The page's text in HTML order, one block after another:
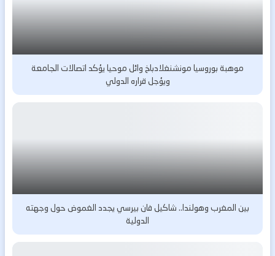
موهبة بوروسيا مونشنغلادباخ وائل موحيا يؤكد اتصالات الجامعة
ويؤجل قراره الدولي
بين المغرب وهولندا.. شاكيل فان بيرسي يجدد الغموض حول وجهته
الدولية